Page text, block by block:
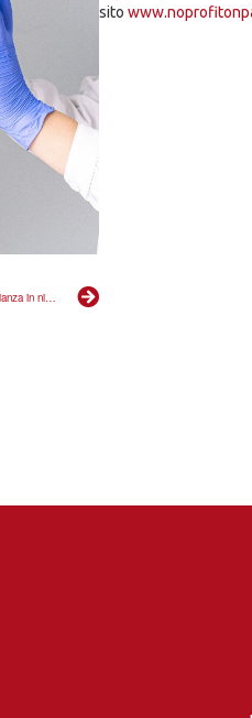
Videocamere di sorveglianza in nidi e micronidi in Lombardia: La montagna ha partorito il topolino. Un flop ridicolo, adesioni scarsissime. A chi è servito?
sito